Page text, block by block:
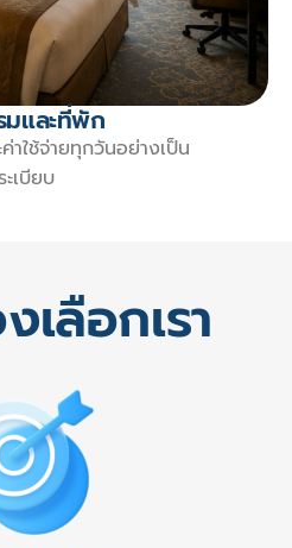
มและที่พัก
าใช้จ่ายทุกวันอย่างเป็น
ะเบียบ
เลือกเรา